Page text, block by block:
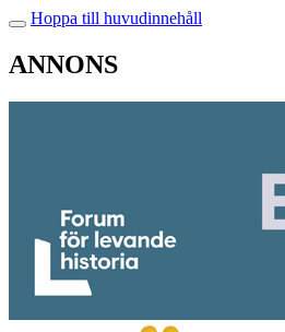
Hoppa till huvudinnehåll
ANNONS